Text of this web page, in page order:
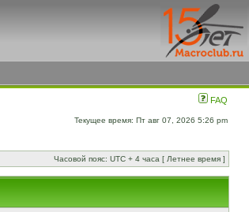
FAQ
Текущее время: Пт авг 07, 2026 5:26 pm
Часовой пояс: UTC + 4 часа [ Летнее время ]